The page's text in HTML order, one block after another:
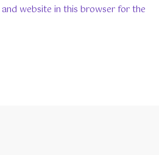
website in this browser for the